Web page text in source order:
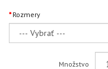
Rozmery
Množstvo